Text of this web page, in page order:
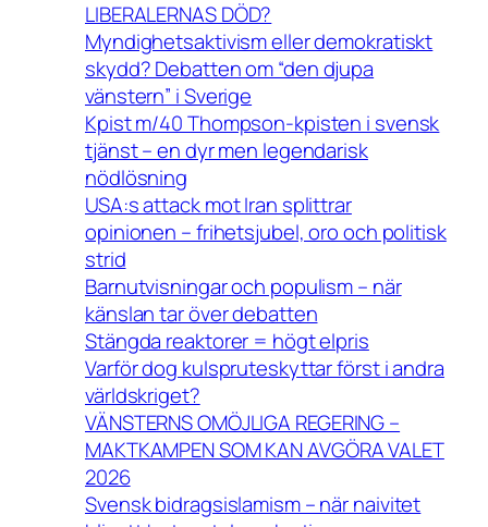
LIBERALERNAS DÖD?
Myndighetsaktivism eller demokratiskt
skydd? Debatten om “den djupa
vänstern” i Sverige
Kpist m/40 Thompson-kpisten i svensk
tjänst – en dyr men legendarisk
nödlösning
USA:s attack mot Iran splittrar
opinionen – frihetsjubel, oro och politisk
strid
Barnutvisningar och populism – när
känslan tar över debatten
Stängda reaktorer = högt elpris
Varför dog kulspruteskyttar först i andra
världskriget?
VÄNSTERNS OMÖJLIGA REGERING –
MAKTKAMPEN SOM KAN AVGÖRA VALET
2026
Svensk bidragsislamism – när naivitet